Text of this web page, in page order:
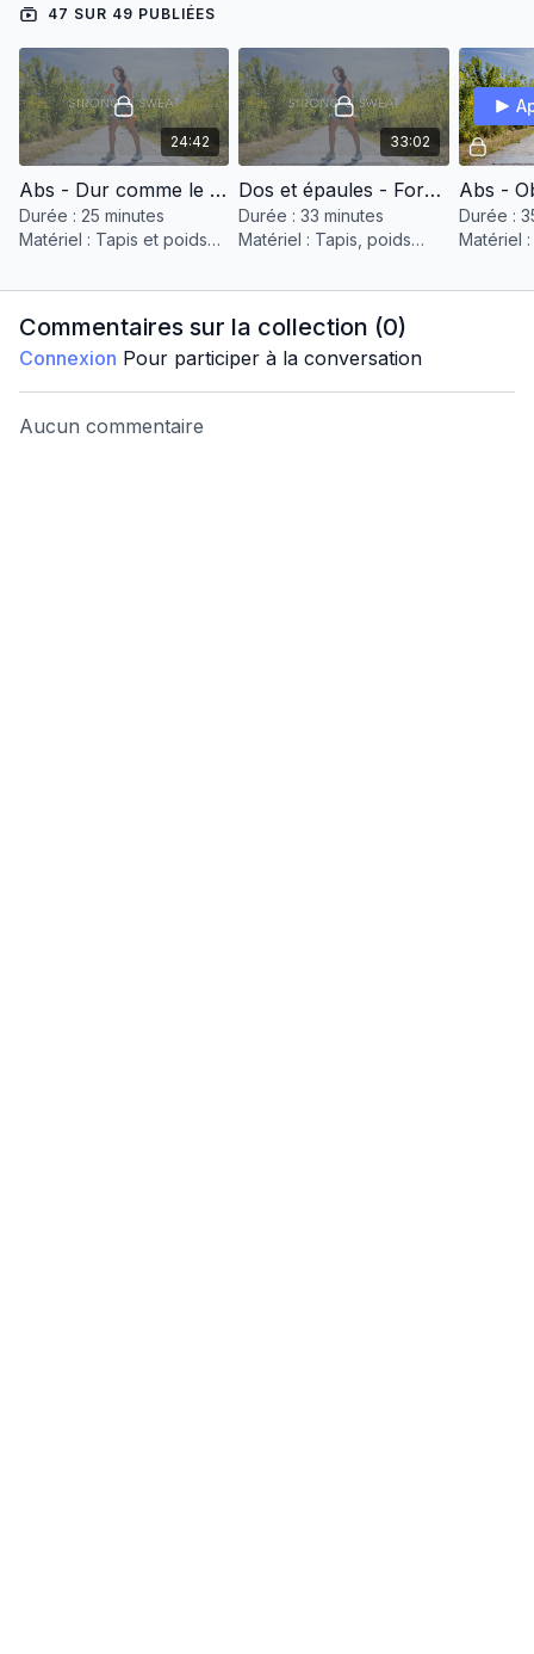
47 SUR 49 PUBLIÉES
24:42
Abs - Dur comme le roc
Durée : 25 minutes
Matériel : Tapis et poids
33:02
Dos et épaules - Force mentale
Durée : 33 minutes
Matériel : Tapis, poids
Abs -
Durée :
Matériel
Commentaires sur la collection (0)
Connexion Pour participer à la conversation
Aucun commentaire